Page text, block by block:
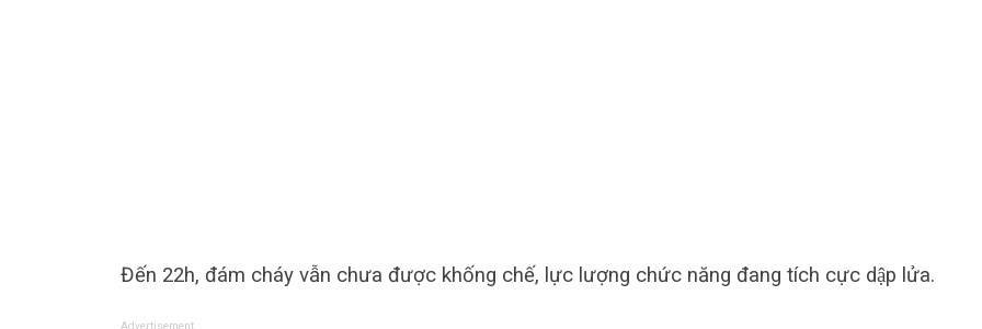
Đến 22h, đám cháy vẫn chưa được khống chế, lực lượng chức năng đang tích cực dập lửa.
Advertisement